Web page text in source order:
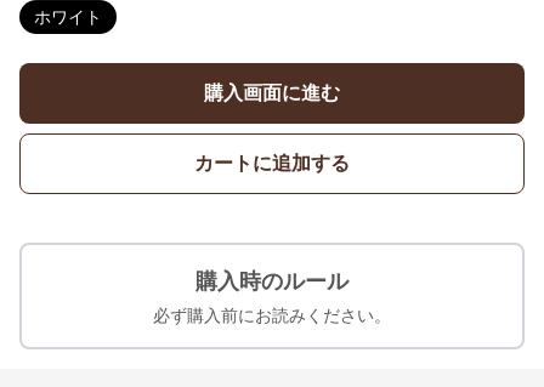
ホワイト
購入画面に進む
カートに追加する
購入時のルール
必ず購入前にお読みください。